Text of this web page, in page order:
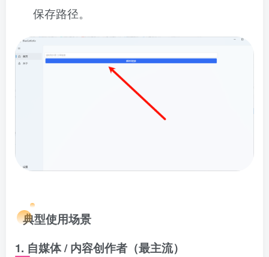
保存路径。
典型使用场景
1. 自媒体 / 内容创作者（最主流）